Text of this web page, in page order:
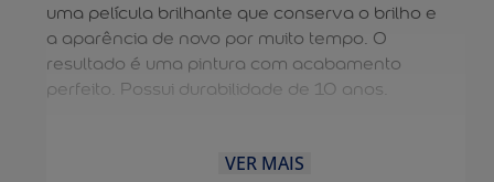
uma película brilhante que conserva o brilho e
a aparência de novo por muito tempo. O
resultado é uma pintura com acabamento
perfeito. Possui durabilidade de 10 anos.
VER MAIS